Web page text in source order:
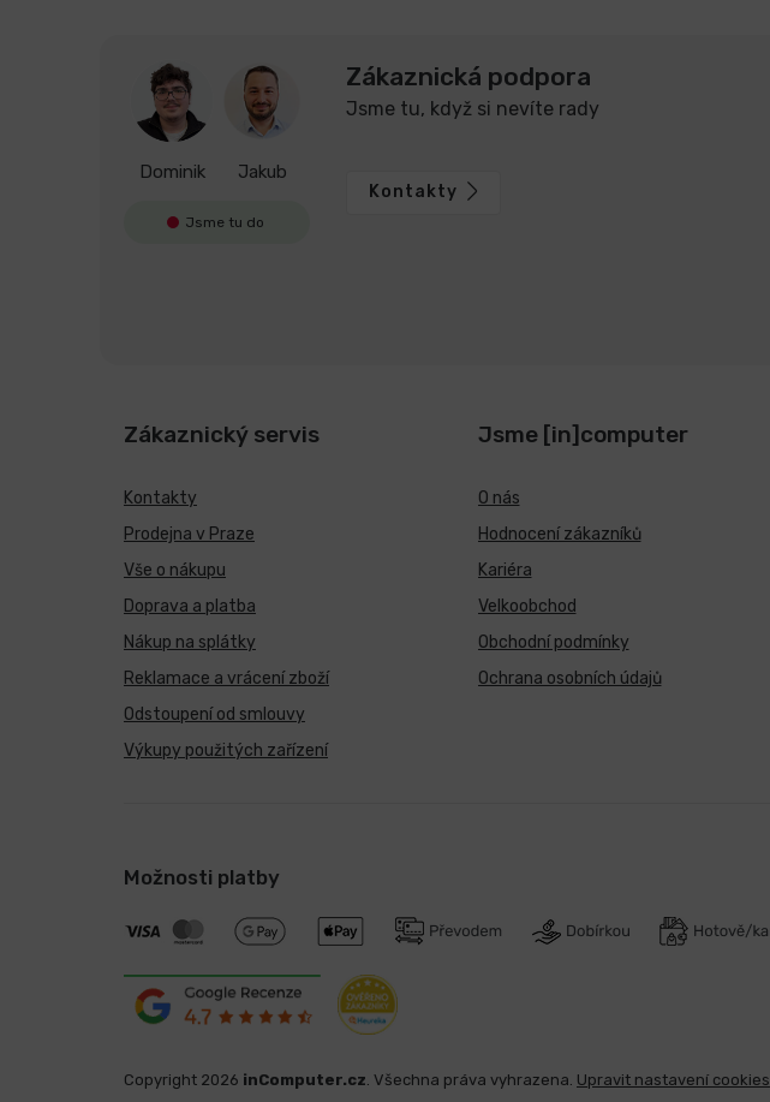
Dominik Jakub
Jsme tu do
Zákaznická podpora
Jsme tu, když si nevíte rady
Kontakty
Zákaznický servis
Kontakty
Prodejna v Praze
Vše o nákupu
Doprava a platba
Nákup na splátky
Reklamace a vrácení zboží
Odstoupení od smlouvy
Výkupy použitých zařízení
Jsme [in]computer
O nás
Hodnocení zákazníků
Kariéra
Velkoobchod
Obchodní podmínky
Ochrana osobních údajů
Možnosti platby
Copyright 2026 inComputer.cz . Všechna práva vyhrazena. Upravit nastavení cookies